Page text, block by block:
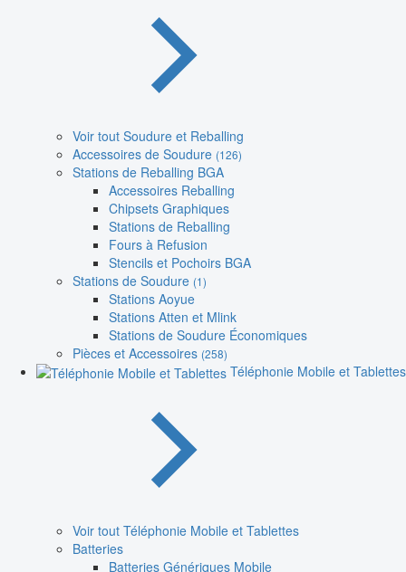
Voir tout Soudure et Reballing
Accessoires de Soudure (126)
Stations de Reballing BGA
Accessoires Reballing
Chipsets Graphiques
Stations de Reballing
Fours à Refusion
Stencils et Pochoirs BGA
Stations de Soudure (1)
Stations Aoyue
Stations Atten et Mlink
Stations de Soudure Économiques
Pièces et Accessoires (258)
Téléphonie Mobile et Tablettes
Voir tout Téléphonie Mobile et Tablettes
Batteries
Batteries Génériques Mobile